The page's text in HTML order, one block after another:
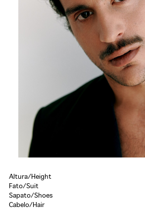
Altura/Height
Fato/Suit
Sapato/Shoes
Cabelo/Hair